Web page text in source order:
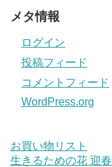
メタ情報
ログイン
投稿フィード
コメントフィード
WordPress.org
お買い物リスト
生きるための花 迎春